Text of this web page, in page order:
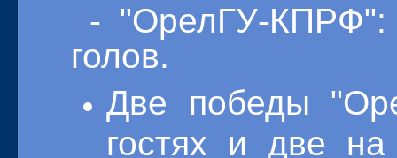
- "ОрелГУ-
голов.
Две победы
гостях и две